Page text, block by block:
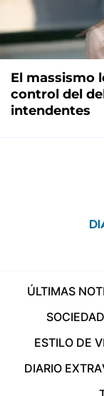
El massismo
control del
intendentes
ÚLTIMAS
SOCIEDAD
ESTILO DE
DIARIO EXTRA